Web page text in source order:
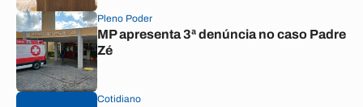
Pleno Poder
MP apresenta 3ª denúncia no caso Padre
Zé
Cotidiano